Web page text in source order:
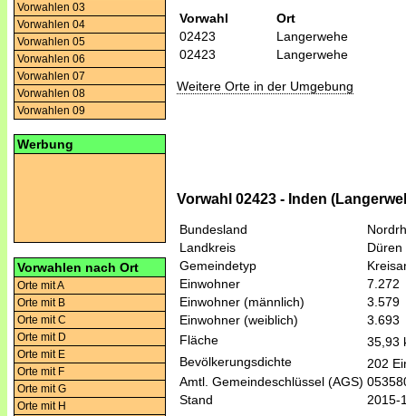
Vorwahlen 03
Vorwahlen 04
Vorwahlen 05
Vorwahlen 06
Vorwahlen 07
Vorwahlen 08
Vorwahlen 09
Werbung
Vorwahlen nach Ort
Orte mit A
Orte mit B
Orte mit C
Orte mit D
Orte mit E
Orte mit F
Orte mit G
Orte mit H
Vorwahl
Ort
02423
Langerwehe
02423
Langerwehe
Weitere Orte in der Umgebung
Vorwahl 02423 - Inden
Bundesland
Landkreis
Düren
Gemeindetyp
Einwohner
7.272
Einwohner (männlich)
3.579
Einwohner (weiblich)
3.693
Fläche
35,93
Bevölkerungsdichte
202
Amtl. Gemeindeschlüssel (AGS)
Stand
2015-